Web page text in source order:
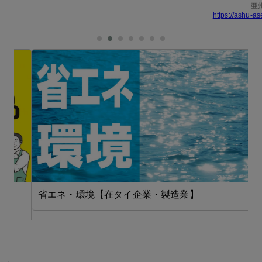
亜
https://ashu-
省エネ・環境【在タイ企業・製造業】